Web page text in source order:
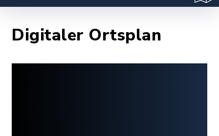
Digitaler Ortsplan